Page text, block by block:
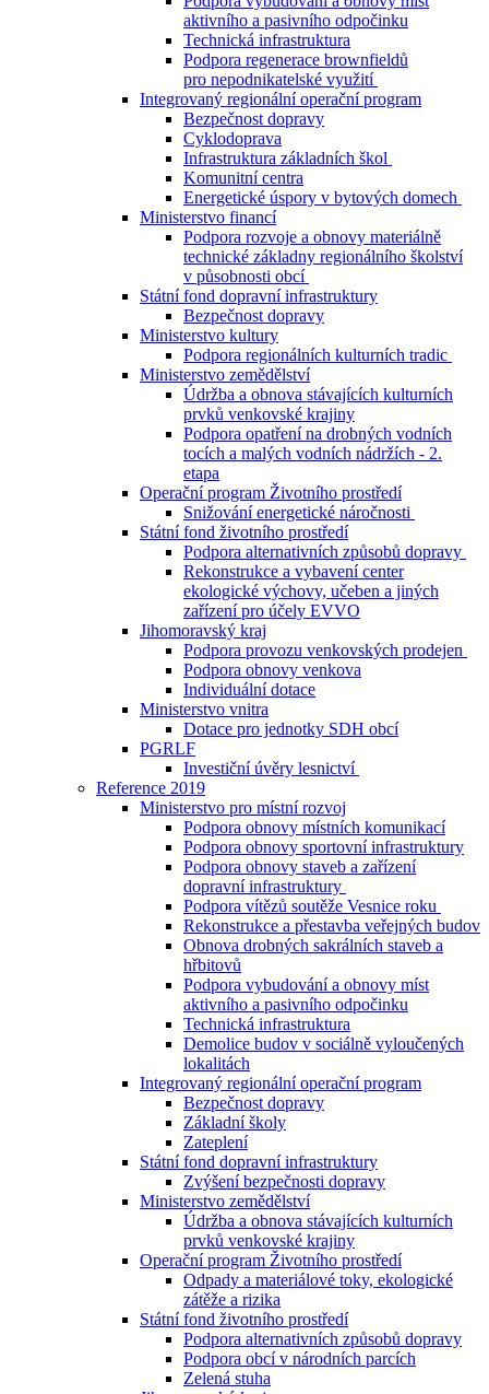
aktivního a pasivního odpočinku
Technická infrastruktura
Podpora regenerace brownfieldů
pro nepodnikatelské využití
Integrovaný regionální operační program
Bezpečnost dopravy
Cyklodoprava
Infrastruktura základních škol
Komunitní centra
Energetické úspory v bytových domech
Ministerstvo financí
Podpora rozvoje a obnovy materiálně
technické základny regionálního školství
v působnosti obcí
Státní fond dopravní infrastruktury
Bezpečnost dopravy
Ministerstvo kultury
Podpora regionálních kulturních tradic
Ministerstvo zemědělství
Údržba a obnova stávajících kulturních
prvků venkovské krajiny
Podpora opatření na drobných vodních
tocích a malých vodních nádržích - 2.
etapa
Operační program Životního prostředí
Snižování energetické náročnosti
Státní fond životního prostředí
Podpora alternativních způsobů dopravy
Rekonstrukce a vybavení center
ekologické výchovy, učeben a jiných
zařízení pro účely EVVO
Jihomoravský kraj
Podpora provozu venkovských prodejen
Podpora obnovy venkova
Individuální dotace
Ministerstvo vnitra
Dotace pro jednotky SDH obcí
PGRLF
Investiční úvěry lesnictví
Reference 2019
Ministerstvo pro místní rozvoj
Podpora obnovy místních komunikací
Podpora obnovy sportovní infrastruktury
Podpora obnovy staveb a zařízení
dopravní infrastruktury
Podpora vítězů soutěže Vesnice roku
Rekonstrukce a přestavba veřejných budov
Obnova drobných sakrálních staveb a
hřbitovů
Podpora vybudování a obnovy míst
aktivního a pasivního odpočinku
Technická infrastruktura
Demolice budov v sociálně vyloučených
lokalitách
Integrovaný regionální operační program
Bezpečnost dopravy
Základní školy
Zateplení
Státní fond dopravní infrastruktury
Zvýšení bezpečnosti dopravy
Ministerstvo zemědělství
Údržba a obnova stávajících kulturních
prvků venkovské krajiny
Operační program Životního prostředí
Odpady a materiálové toky, ekologické
zátěže a rizika
Státní fond životního prostředí
Podpora alternativních způsobů dopravy
Podpora obcí v národních parcích
Zelená stuha